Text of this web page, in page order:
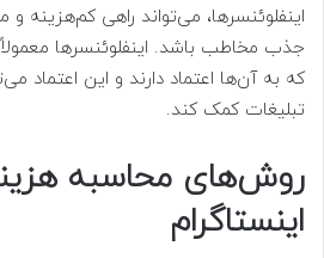
اینفلوئنسرها، می‌تواند راهی کم‌هزینه و
جذب مخاطب باشد. اینفلوئنسرها
که به آن‌ها اعتماد دارند و این اعتماد
تبلیغات کمک کند.
روش‌های محاسبه
اینستاگرام